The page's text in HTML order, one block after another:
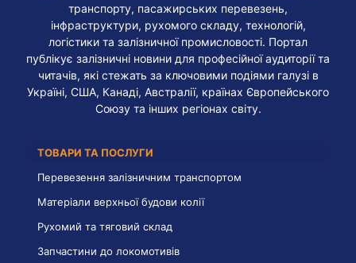
транспорту, пасажирських перевезень,
інфраструктури, рухомого складу, технологій,
логістики та залізничної промисловості. Портал
публікує залізничні новини для професійної аудиторії та
читачів, які стежать за ключовими подіями галузі в
Україні, США, Канаді, Австралії, країнах Європейського
Союзу та інших регіонах світу.
ТОВАРИ ТА ПОСЛУГИ
Перевезення залізничним транспортом
Матеріали верхньої будови колії
Рухомий та тяговий склад
Запчастини до локомотивів